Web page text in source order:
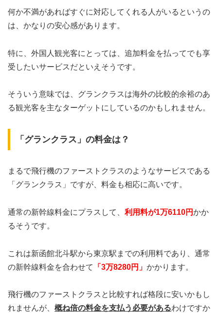
何か不満があればすぐに対応してくれる人がいるというの
は、かなりの安心感があります。
特に、外国人観光客にとっては、追加料金を払ってでも享
受したいサービスだといえそうです。
そういう意味では、グランクラスは海外の比較的余裕のあ
る観光客を主なターゲットにしているのかもしれません。
「グランクラス」の料金は？
まるで飛行機のファーストクラスのようなサービスである
「グランクラス」ですが、料金も相応に高いです。
通常の新幹線料金にプラスして、 利用料が1万6110円かか
るそうです。
これは新函館北斗駅から東京駅までの利用料であり、通常
の新幹線料金を合わせて
「3万8280円」 かかります。
飛行機のファーストクラスと比較すれば格段に安いかもし
れませんが、 概ね倍の料金を支払う必要があるわけですか